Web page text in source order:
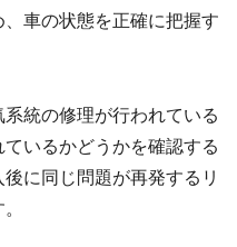
車の状態を正確に把握す
統の修理が行われている
いるかどうかを確認する
に同じ問題が再発するリ